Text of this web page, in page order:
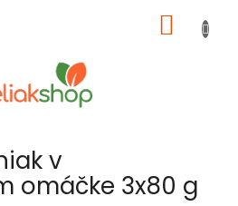
KOŠÍK
v
omáčke 3x80 g